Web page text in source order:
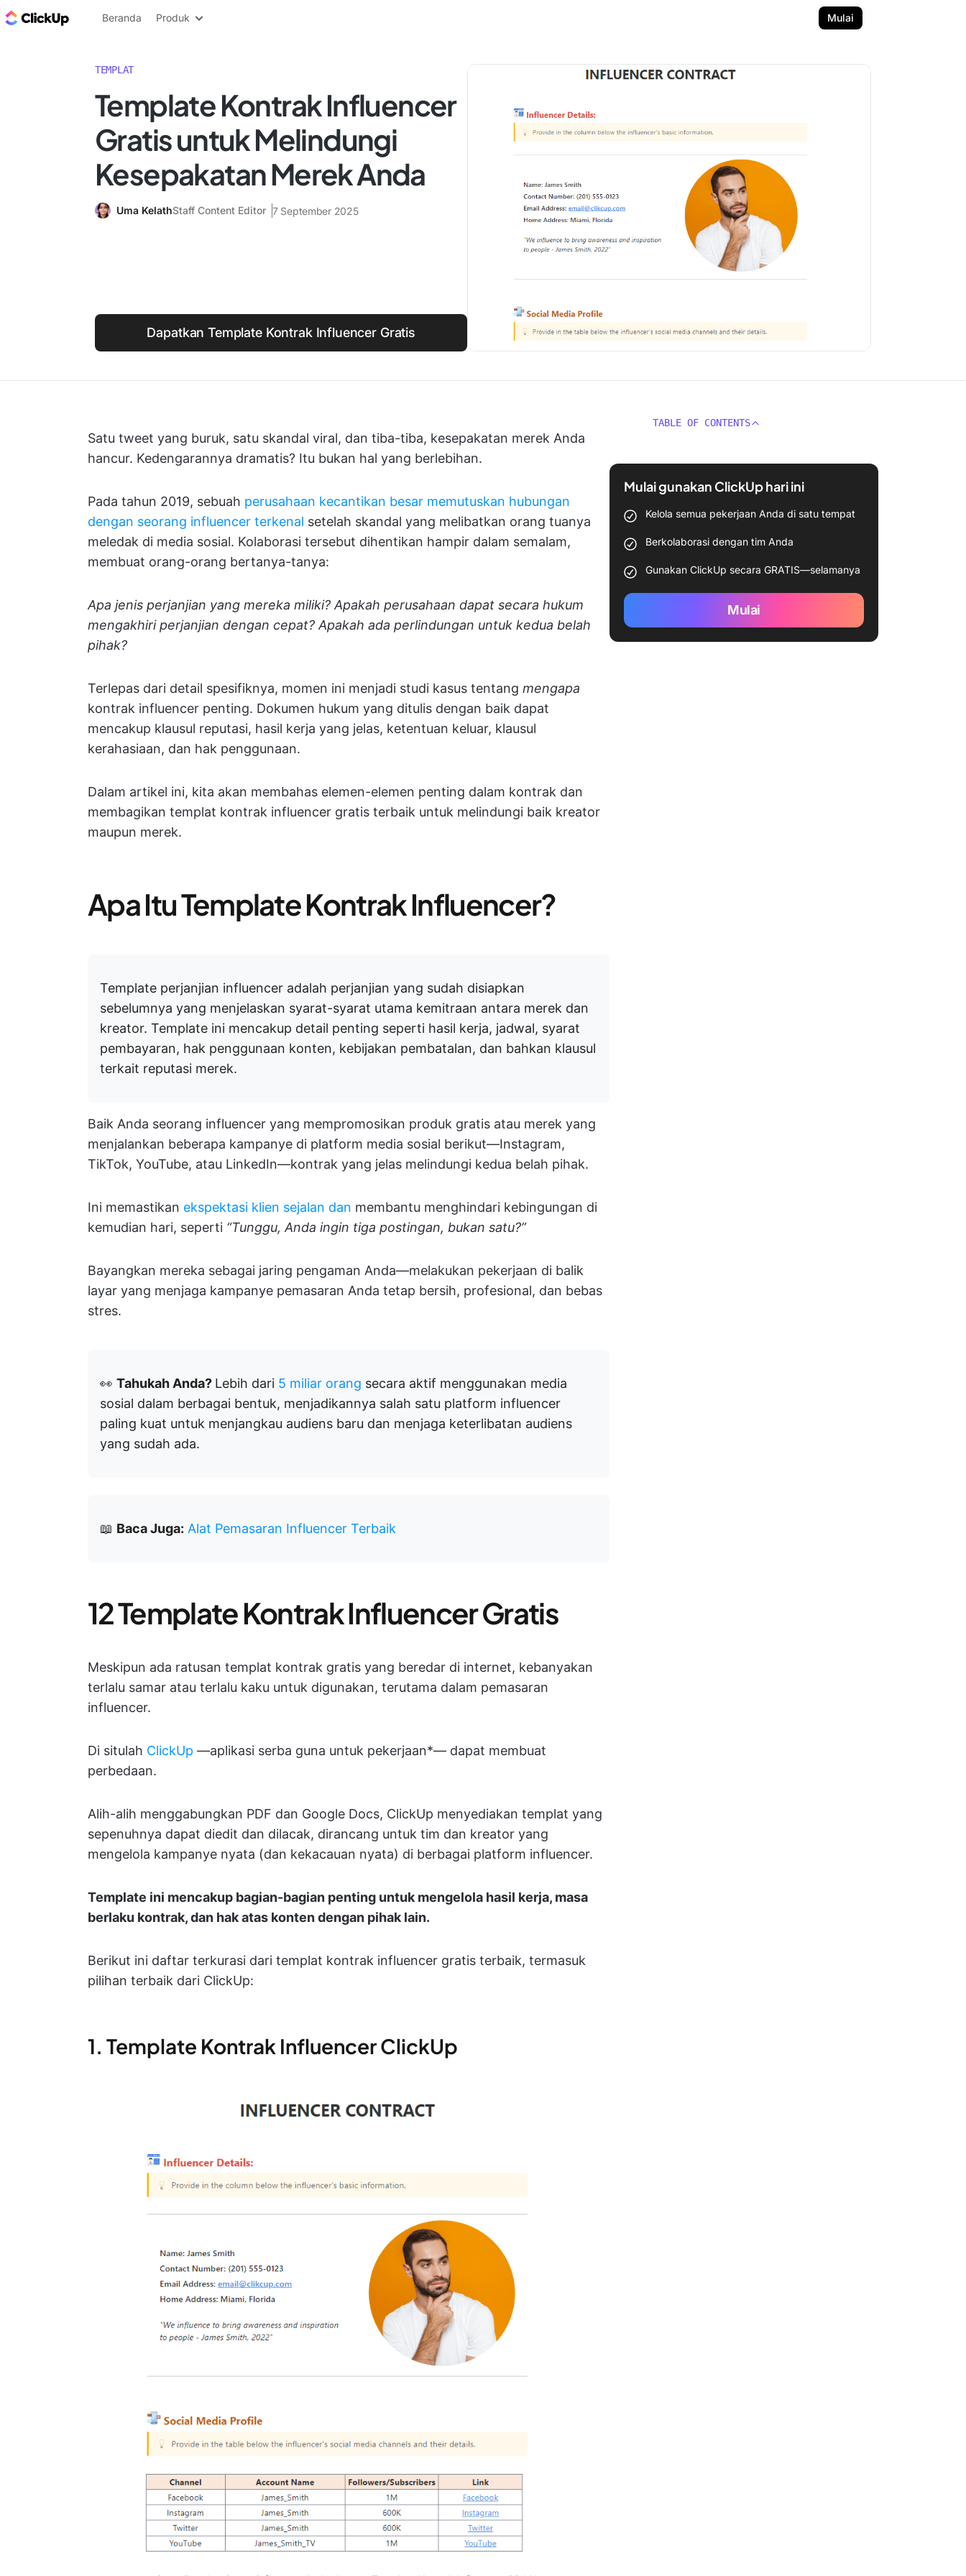
Blog ClickUp
Beranda Produk Mulai
TEMPLAT
Template Kontrak Influencer
Gratis untuk Melindungi
Kesepakatan Merek Anda
Uma KelathStaff Content Editor 7 September 2025
Dapatkan Template Kontrak Influencer Gratis
Satu tweet yang buruk, satu skandal viral, dan tiba-tiba, kesepakatan merek Anda
hancur. Kedengarannya dramatis? Itu bukan hal yang berlebihan.
Pada tahun 2019, sebuah perusahaan kecantikan besar memutuskan hubungan
dengan seorang influencer terkenal setelah skandal yang melibatkan orang tuanya
meledak di media sosial. Kolaborasi tersebut dihentikan hampir dalam semalam,
membuat orang-orang bertanya-tanya:
Apa jenis perjanjian yang mereka miliki? Apakah perusahaan dapat secara hukum
mengakhiri perjanjian dengan cepat? Apakah ada perlindungan untuk kedua belah
pihak?
Terlepas dari detail spesifiknya, momen ini menjadi studi kasus tentang mengapa
kontrak influencer penting. Dokumen hukum yang ditulis dengan baik dapat
mencakup klausul reputasi, hasil kerja yang jelas, ketentuan keluar, klausul
kerahasiaan, dan hak penggunaan.
Dalam artikel ini, kita akan membahas elemen-elemen penting dalam kontrak dan
membagikan templat kontrak influencer gratis terbaik untuk melindungi baik kreator
maupun merek.
Apa Itu Template Kontrak Influencer?
Template perjanjian influencer adalah perjanjian yang sudah disiapkan
sebelumnya yang menjelaskan syarat-syarat utama kemitraan antara merek dan
kreator. Template ini mencakup detail penting seperti hasil kerja, jadwal, syarat
pembayaran, hak penggunaan konten, kebijakan pembatalan, dan bahkan klausul
terkait reputasi merek.
Baik Anda seorang influencer yang mempromosikan produk gratis atau merek yang
menjalankan beberapa kampanye di platform media sosial berikut—Instagram,
TikTok, YouTube, atau LinkedIn—kontrak yang jelas melindungi kedua belah pihak.
Ini memastikan ekspektasi klien sejalan dan membantu menghindari kebingungan di
kemudian hari, seperti “Tunggu, Anda ingin tiga postingan, bukan satu?”
Bayangkan mereka sebagai jaring pengaman Anda—melakukan pekerjaan di balik
layar yang menjaga kampanye pemasaran Anda tetap bersih, profesional, dan bebas
stres.
👀 Tahukah Anda? Lebih dari 5 miliar orang secara aktif menggunakan media
sosial dalam berbagai bentuk, menjadikannya salah satu platform influencer
paling kuat untuk menjangkau audiens baru dan menjaga keterlibatan audiens
yang sudah ada.
📖 Baca Juga: Alat Pemasaran Influencer Terbaik
12 Template Kontrak Influencer Gratis
Meskipun ada ratusan templat kontrak gratis yang beredar di internet, kebanyakan
terlalu samar atau terlalu kaku untuk digunakan, terutama dalam pemasaran
influencer.
Di situlah ClickUp —aplikasi serba guna untuk pekerjaan*— dapat membuat
perbedaan.
Alih-alih menggabungkan PDF dan Google Docs, ClickUp menyediakan templat yang
sepenuhnya dapat diedit dan dilacak, dirancang untuk tim dan kreator yang
mengelola kampanye nyata (dan kekacauan nyata) di berbagai platform influencer.
Template ini mencakup bagian-bagian penting untuk mengelola hasil kerja, masa
berlaku kontrak, dan hak atas konten dengan pihak lain.
Berikut ini daftar terkurasi dari templat kontrak influencer gratis terbaik, termasuk
pilihan terbaik dari ClickUp:
1. Template Kontrak Influencer ClickUp
TABLE OF CONTENTS
Mulai gunakan ClickUp hari ini
Kelola semua pekerjaan Anda di satu tempat
Berkolaborasi dengan tim Anda
Gunakan ClickUp secara GRATIS—selamanya
Mulai